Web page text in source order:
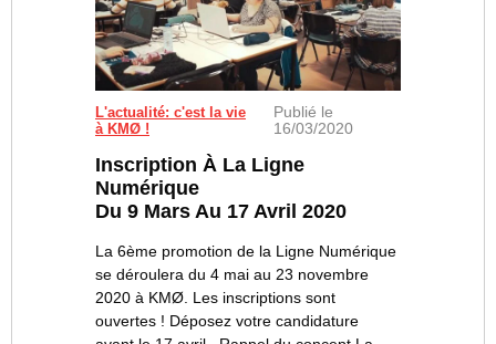
L'actualité: c'est la vie
à KMØ !
Publié le
16/03/2020
Inscription À La Ligne
Numérique
Du 9 Mars Au 17 Avril 2020
La 6ème promotion de la Ligne Numérique
se déroulera du 4 mai au 23 novembre
2020 à KMØ. Les inscriptions sont
ouvertes ! Déposez votre candidature